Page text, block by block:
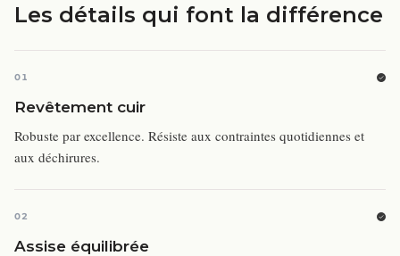
Les détails qui font la différence
01
Revêtement cuir
Robuste par excellence. Résiste aux contraintes quotidiennes et
aux déchirures.
02
Assise équilibrée